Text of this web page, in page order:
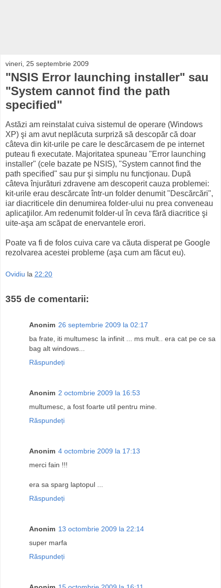
vineri, 25 septembrie 2009
"NSIS Error launching installer" sau
"System cannot find the path
specified"
Astăzi am reinstalat cuiva sistemul de operare (Windows
XP) şi am avut neplăcuta surpriză să descopăr că doar
câteva din kit-urile pe care le descărcasem de pe internet
puteau fi executate. Majoritatea spuneau "Error launching
installer" (cele bazate pe NSIS), "System cannot find the
path specified" sau pur şi simplu nu funcţionau. După
câteva înjurături zdravene am descoperit cauza problemei:
kit-urile erau descărcate într-un folder denumit "Descărcări",
iar diacriticele din denumirea folder-ului nu prea conveneau
aplicaţiilor. Am redenumit folder-ul în ceva fără diacritice şi
uite-aşa am scăpat de enervantele erori.
Poate va fi de folos cuiva care va căuta disperat pe Google
rezolvarea acestei probleme (aşa cum am făcut eu).
Ovidiu la 22:20
355 de comentarii:
Anonim 26 septembrie 2009 la 02:17
ba frate, iti multumesc la infinit ... ms mult.. era cat pe ce sa
bag alt windows...
Răspundeți
Anonim 2 octombrie 2009 la 16:53
multumesc, a fost foarte util pentru mine.
Răspundeți
Anonim 4 octombrie 2009 la 17:13
merci fain !!!
era sa sparg laptopul ...
Răspundeți
Anonim 13 octombrie 2009 la 22:14
super marfa
Răspundeți